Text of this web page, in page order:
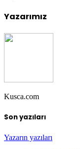
Yazarımız
Kusca.com
Son yazıları
Yazarın yazıları